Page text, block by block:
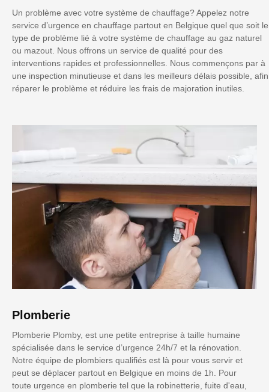
Un problème avec votre système de chauffage? Appelez notre
service d’urgence en chauffage partout en Belgique quel que soit le
type de problème lié à votre système de chauffage au gaz naturel
ou mazout. Nous offrons un service de qualité pour des
interventions rapides et professionnelles. Nous commençons par à
une inspection minutieuse et dans les meilleurs délais possible, afin
réparer le problème et réduire les frais de majoration inutiles.
Plomberie
Plomberie Plomby, est une petite entreprise à taille humaine
spécialisée dans le service d’urgence 24h/7 et la rénovation.
Notre équipe de plombiers qualifiés est là pour vous servir et
peut se déplacer partout en Belgique en moins de 1h. Pour
toute urgence en plomberie tel que la robinetterie, fuite d'eau,